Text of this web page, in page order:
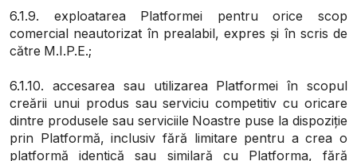
6.1.9. exploatarea Platformei pentru orice scop
comercial neautorizat în prealabil, expres și în scris de
către M.I.P.E.;
6.1.10. accesarea sau utilizarea Platformei în scopul
creării unui produs sau serviciu competitiv cu oricare
dintre produsele sau serviciile Noastre puse la dispoziție
prin Platformă, inclusiv fără limitare pentru a crea o
platformă identică sau similară cu Platforma, fără